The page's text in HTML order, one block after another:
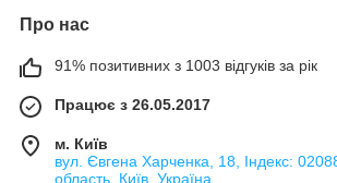
Про нас
91% позитивних з 1003 відгуків за рік
Працює з 26.05.2017
м. Київ
вул. Євгена Харченка, 18, Індекс:
область, Київ, Україна